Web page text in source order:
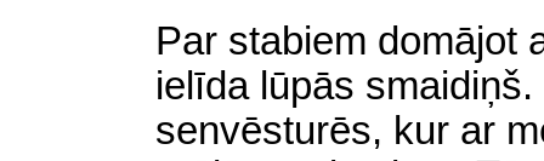
Par stabiem domājot
ielīda lūpās
senvēsturēs, kur ar